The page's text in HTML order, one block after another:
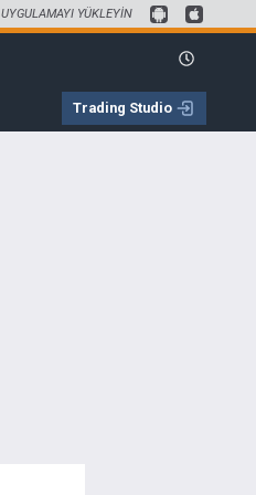
UYGULAMAYI YÜKLEYIN
Trading Studio